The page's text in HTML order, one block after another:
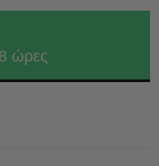
ώρες